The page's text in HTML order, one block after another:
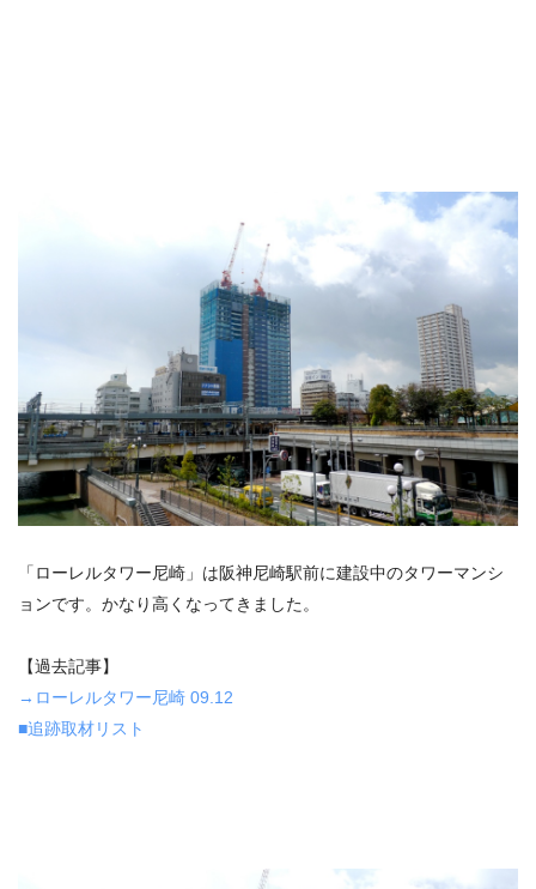
「ローレルタワー尼崎」は阪神尼崎駅前に建設中のタワーマンシ
ョンです。かなり高くなってきました。
【過去記事】
→ローレルタワー尼崎 09.12
■追跡取材リスト